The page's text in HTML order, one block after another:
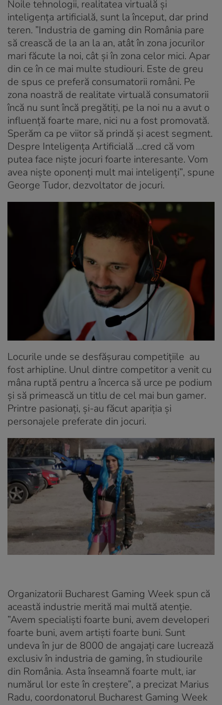
Noile tehnologii, realitatea virtuală și
inteligența artificială, sunt la început, dar prind
teren. ”Industria de gaming din România pare
să crească de la an la an, atât în zona jocurilor
mari făcute la noi, cât și în zona celor mici. Apar
din ce în ce mai multe studiouri. Este de greu
de spus ce preferă consumatorii români. Pe
zona noastră de realitate virtuală consumatorii
încă nu sunt încă pregătiți, pe la noi nu a avut o
influență foarte mare, nici nu a fost promovată.
Sperăm ca pe viitor să prindă și acest segment.
Despre Inteligența Artificială …cred că vom
putea face niște jocuri foarte interesante. Vom
avea niște oponenți mult mai inteligenți”, spune
George Tudor, dezvoltator de jocuri.
Locurile unde se desfășurau competițiile au
fost arhipline. Unul dintre competitor a venit cu
mâna ruptă pentru a încerca să urce pe podium
și să primească un titlu de cel mai bun gamer.
Printre pasionați, și-au făcut apariția și
personajele preferate din jocuri.
Organizatorii Bucharest Gaming Week spun că
această industrie merită mai multă atenție.
”Avem specialiști foarte buni, avem developeri
foarte buni, avem artiști foarte buni. Sunt
undeva în jur de 8000 de angajați care lucrează
exclusiv în industria de gaming, în studiourile
din România. Asta înseamnă foarte mult, iar
numărul lor este în creștere”, a precizat Marius
Radu, coordonatorul Bucharest Gaming Week